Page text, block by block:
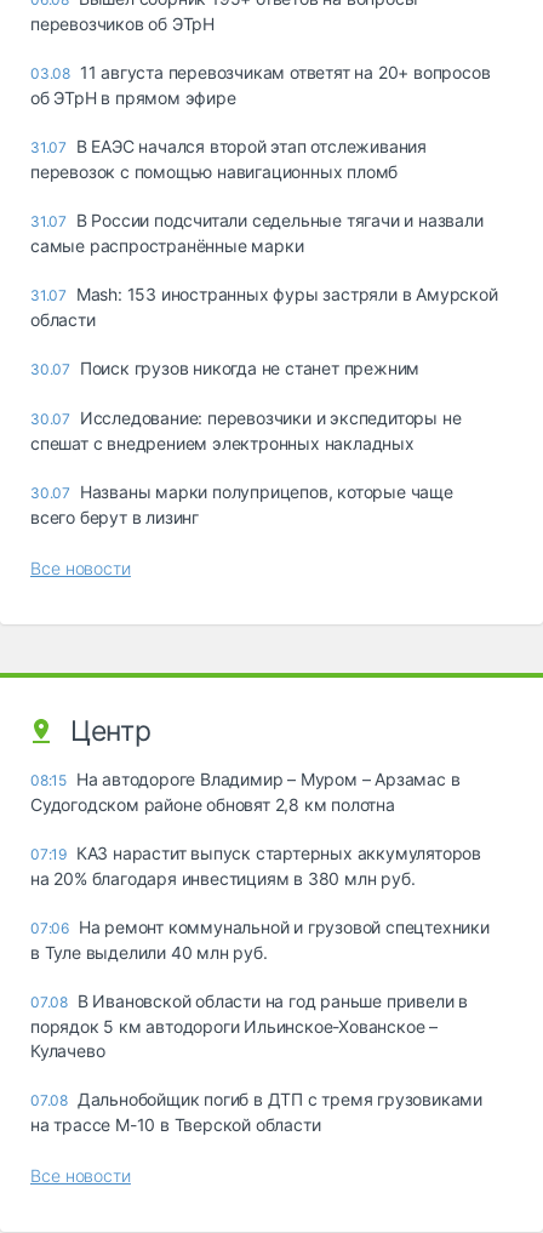
перевозчиков об ЭТрН
03.08 11 августа перевозчикам ответят на 20+ вопросов
об ЭТрН в прямом эфире
31.07
В ЕАЭС начался второй этап отслеживания
перевозок с помощью навигационных пломб
31.07
В России подсчитали седельные тягачи и назвали
самые распространённые марки
31.07
Mash: 153 иностранных фуры застряли в Амурской
области
30.07 Поиск грузов никогда не станет прежним
30.07
Исследование: перевозчики и экспедиторы не
спешат с внедрением электронных накладных
30.07
Названы марки полуприцепов, которые чаще
всего берут в лизинг
Все новости
Центр
08:15 На автодороге Владимир – Муром – Арзамас в
Судогодском районе обновят 2,8 км полотна
07:19 КАЗ нарастит выпуск стартерных аккумуляторов
на 20% благодаря инвестициям в 380 млн руб.
07:06 На ремонт коммунальной и грузовой спецтехники
в Туле выделили 40 млн руб.
07.08 В Ивановской области на год раньше привели в
порядок 5 км автодороги Ильинское-Хованское –
Кулачево
07.08 Дальнобойщик погиб в ДТП с тремя грузовиками
на трассе М-10 в Тверской области
Все новости